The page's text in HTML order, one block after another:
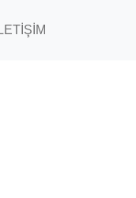
İLETİŞİM